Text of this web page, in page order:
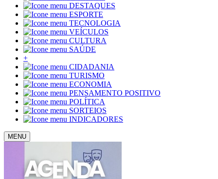
DESTAQUES
ESPORTE
TECNOLOGIA
VEÍCULOS
CULTURA
SAÚDE
+
CIDADANIA
TURISMO
ECONOMIA
PENSAMENTO POSITIVO
POLÍTICA
SORTEIOS
INDICADORES
MENU